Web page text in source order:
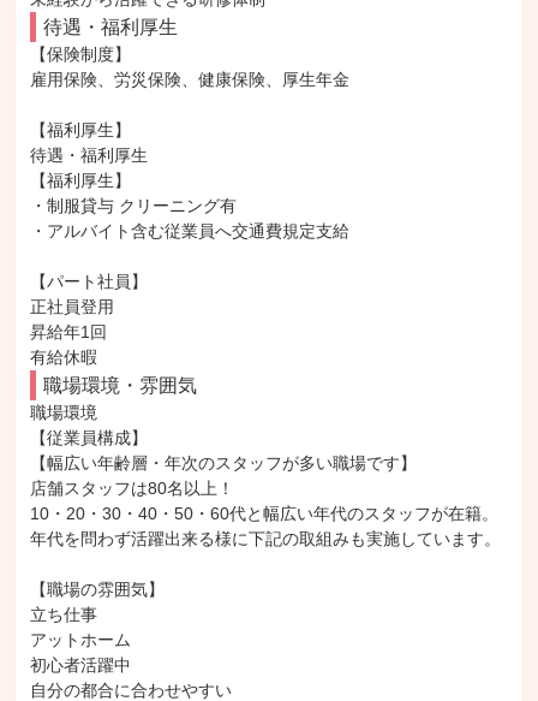
待遇・福利厚生
【保険制度】
雇用保険、労災保険、健康保険、厚生年金
【福利厚生】
待遇・福利厚生
【福利厚生】
・制服貸与 クリーニング有
・アルバイト含む従業員へ交通費規定支給
【パート社員】
正社員登用
昇給年1回
有給休暇
職場環境・雰囲気
職場環境
【従業員構成】
【幅広い年齢層・年次のスタッフが多い職場です】
店舗スタッフは80名以上！
10・20・30・40・50・60代と幅広い年代のスタッフが在籍。
年代を問わず活躍出来る様に下記の取組みも実施しています。
【職場の雰囲気】
立ち仕事
アットホーム
初心者活躍中
自分の都合に合わせやすい